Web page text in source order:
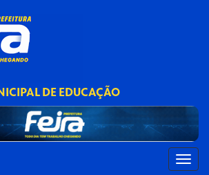
DE EDUCAÇÃO